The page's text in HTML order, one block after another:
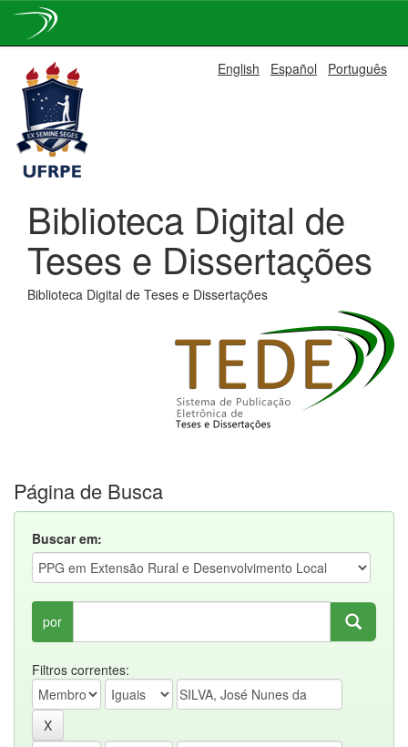
navigation
English Español Português
Biblioteca Digital de
Teses e Dissertações
Biblioteca Digital de Teses e Dissertações
Página de Busca
Buscar em:
por
Filtros correntes: